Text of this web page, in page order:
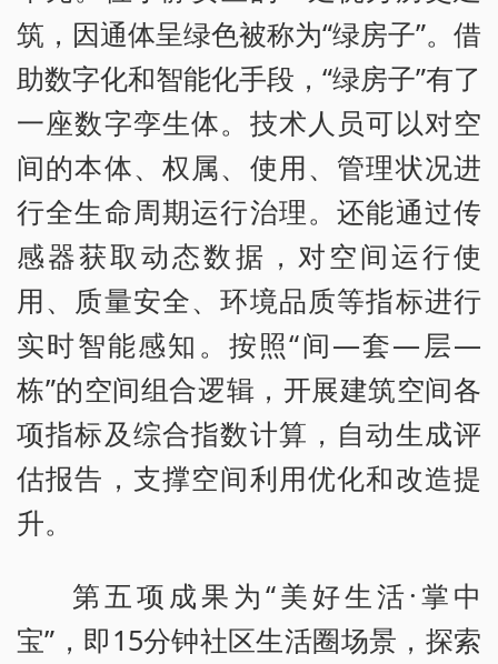
筑，因通体呈绿色被称为“绿房子”。借
助数字化和智能化手段，“绿房子”有了
一座数字孪生体。技术人员可以对空
间的本体、权属、使用、管理状况进
行全生命周期运行治理。还能通过传
感器获取动态数据，对空间运行使
用、质量安全、环境品质等指标进行
实时智能感知。按照“间—套—层—
栋”的空间组合逻辑，开展建筑空间各
项指标及综合指数计算，自动生成评
估报告，支撑空间利用优化和改造提
升。
第五项成果为“美好生活·掌中
宝”，即15分钟社区生活圈场景，探索